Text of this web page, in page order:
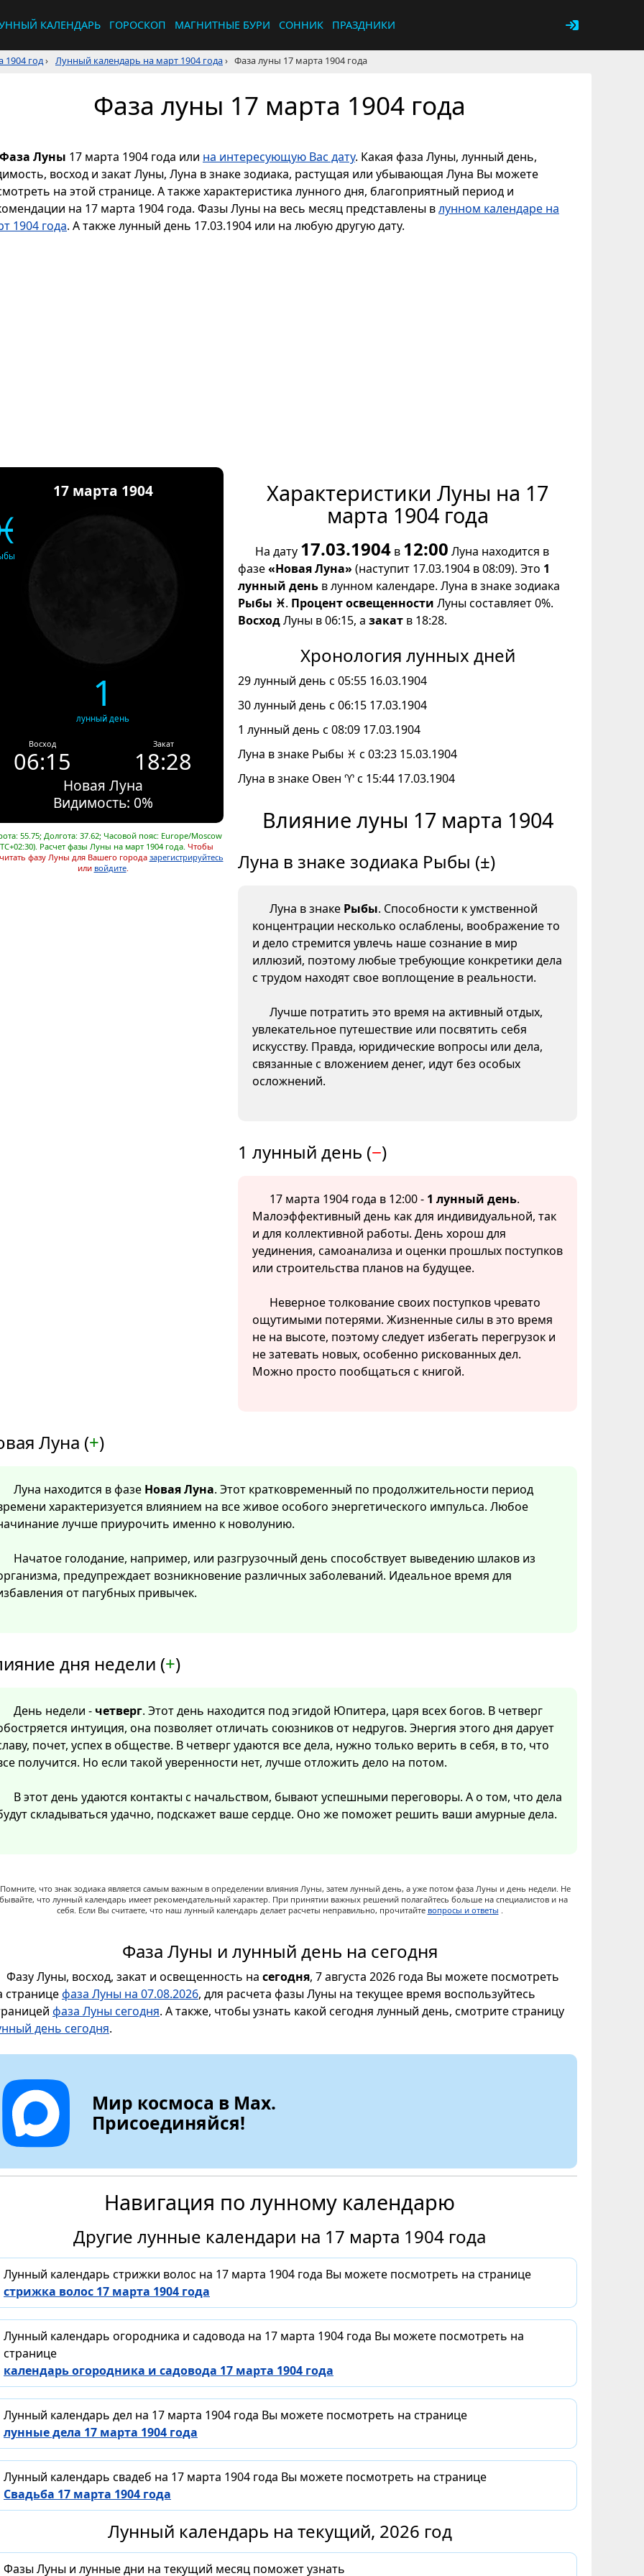
КАЛЕНДАРЬ ГОРОСКОП МАГНИТНЫЕ БУРИ СОННИК ПРАЗДНИКИ
1904 год› Лунный календарь на март 1904 года› Фаза луны 17 марта 1904 года
Фаза луны 17 марта 1904 года
Фаза Луны 17 марта 1904 года или на интересующую Вас дату. Какая фаза Луны, лунный день,
восход и закат Луны, Луна в знаке зодиака, растущая или убывающая Луна Вы можете
на этой странице. А также характеристика лунного дня, благоприятный период и
на 17 марта 1904 года. Фазы Луны на весь месяц представлены влунном календаре на
1904 года. А также лунный день 17.03.1904 или на любую другую дату.
17 марта 1904
1
лунный день
Восход
06:15
Закат
18:28
Новая Луна
Видимость: 0%
55.75; Долгота: 37.62; Часовой пояс: Europe/Moscow
Расчет фазы Луны на март 1904 года. Чтобы
фазу Луны для Вашего города зарегистрируйтесь
или войдите.
Характеристики Луны на 17
марта 1904 года
На дату 17.03.1904 в 12:00 Луна находится в
фазе«Новая Луна»(наступит 17.03.1904 в 08:09). Это 1
лунный день в лунном календаре. Луна в знаке зодиака
Рыбы ♓. Процент освещенности Луны составляет 0%.
ВосходЛуны в 06:15, а закат в 18:28.
Хронология лунных дней
29 лунный день с 05:55 16.03.1904
30 лунный день с 06:15 17.03.1904
1 лунный день с 08:09 17.03.1904
Луна в знаке Рыбы ♓ с 03:23 15.03.1904
Луна в знаке Овен ♈ с 15:44 17.03.1904
Влияние луны 17 марта 1904
Луна в знаке зодиака Рыбы (±)
Луна в знаке Рыбы. Способности к умственной
концентрации несколько ослаблены, воображение то
и дело стремится увлечь наше сознание в мир
иллюзий, поэтому любые требующие конкретики дела
с трудом находят свое воплощение в реальности.
Лучше потратить это время на активный отдых,
увлекательное путешествие или посвятить себя
искусству. Правда, юридические вопросы или дела,
связанные с вложением денег, идут без особых
осложнений.
1 лунный день (−)
17 марта 1904 года в 12:00 - 1 лунный день.
Малоэффективный день как для индивидуальной, так
и для коллективной работы. День хорош для
уединения, самоанализа и оценки прошлых поступков
или строительства планов на будущее.
Неверное толкование своих поступков чревато
ощутимыми потерями. Жизненные силы в это время
не на высоте, поэтому следует избегать перегрузок и
не затевать новых, особенно рискованных дел.
Можно просто пообщаться с книгой.
Луна (+)
Луна находится в фазе Новая Луна. Этот кратковременный по продолжительности период
характеризуется влиянием на все живое особого энергетического импульса. Любое
лучше приурочить именно к новолунию.
Начатое голодание, например, или разгрузочный день способствует выведению шлаков из
предупреждает возникновение различных заболеваний. Идеальное время для
от пагубных привычек.
дня недели (+)
День недели - четверг. Этот день находится под эгидой Юпитера, царя всех богов. В четверг
интуиция, она позволяет отличать союзников от недругов. Энергия этого дня дарует
почет, успех в обществе. В четверг удаются все дела, нужно только верить в себя, в то, что
получится. Но если такой уверенности нет, лучше отложить дело на потом.
В этот день удаются контакты с начальством, бывают успешными переговоры. А о том, что дела
складываться удачно, подскажет ваше сердце. Оно же поможет решить ваши амурные дела.
Помните, что знак зодиака является самым важным в определении влияния Луны, затем лунный день, а уже потом фаза Луны и день недели. Не
что лунный календарь имеет рекомендательный характер. При принятии важных решений полагайтесь больше на специалистов и на
себя. Если Вы считаете, что наш лунный календарь делает расчеты неправильно, прочитайте вопросы и ответы .
Фаза Луны и лунный день на сегодня
Фазу Луны, восход, закат и освещенность на сегодня, 7 августа 2026 года Вы можете посмотреть
страницефаза Луны на 07.08.2026, для расчета фазы Луны на текущее время воспользуйтесь
фаза Луны сегодня. А также, чтобы узнать какой сегодня лунный день, смотрите страницу
день сегодня.
Мир космоса в Max.
Присоединяйся!
Навигация по лунному календарю
Другие лунные календари на 17 марта 1904 года
Лунный календарь стрижки волос на 17 марта 1904 года Вы можете посмотреть на странице
стрижка волос 17 марта 1904 года
Лунный календарь огородника и садовода на 17 марта 1904 года Вы можете посмотреть на
странице
календарь огородника и садовода 17 марта 1904 года
Лунный календарь дел на 17 марта 1904 года Вы можете посмотреть на странице
лунные дела 17 марта 1904 года
Лунный календарь свадеб на 17 марта 1904 года Вы можете посмотреть на странице
Свадьба 17 марта 1904 года
Лунный календарь на текущий, 2026 год
Фазы Луны и лунные дни на текущий месяц поможет узнать